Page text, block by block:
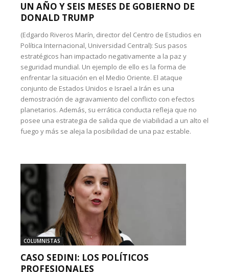
UN AÑO Y SEIS MESES DE GOBIERNO DE
DONALD TRUMP
(Edgardo Riveros Marín, director del Centro de Estudios en
Política Internacional, Universidad Central): Sus pasos
estratégicos han impactado negativamente a la paz y
seguridad mundial. Un ejemplo de ello es la forma de
enfrentar la situación en el Medio Oriente. El ataque
conjunto de Estados Unidos e Israel a Irán es una
demostración de agravamiento del conflicto con efectos
planetarios. Además, su errática conducta refleja que no
posee una estrategia de salida que de viabilidad a un alto el
fuego y más se aleja la posibilidad de una paz estable.
COLUMNISTAS
CASO SEDINI: LOS POLÍTICOS
PROFESIONALES